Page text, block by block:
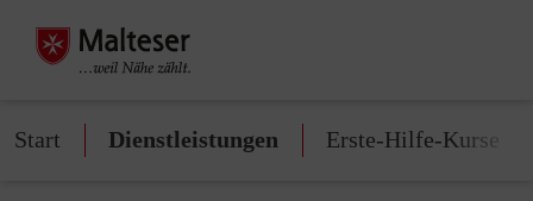
Start Dienstleistungen Erste-Hilfe-Kurse